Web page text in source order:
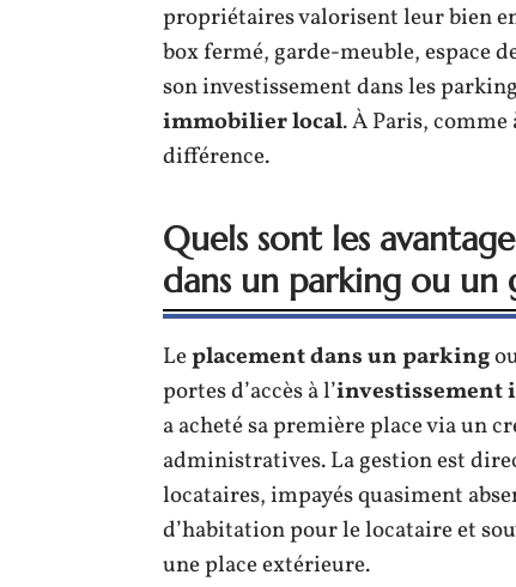
propriétaires valorisent leur bien
box fermé, garde-meuble, espace
son investissement dans les
immobilier local. À Paris,
différence.
Quels sont les
dans un parking ou un
Leplacement dans un parking
portes d’accès à l’investissement
a acheté sa première place via un
administratives. La gestion est
locataires, impayés quasiment
d’habitation pour le locataire et
une place extérieure.